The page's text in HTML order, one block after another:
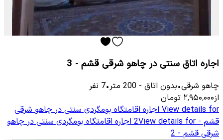
اجاره اتاق سنتی در چاهو شرقی قشم - 3
چاهو شرقی•بدون اتاق -
200 متر•
7 نفر
از۲٬۹۵۰٬۰۰۰ تومان
View details for اجاره اقامتگاه بومگردی سنتی در چاهو شرقی
قشم - 2View details for اجاره اقامتگاه بومگردی سنتی در چاهو
شرقی قشم - 2